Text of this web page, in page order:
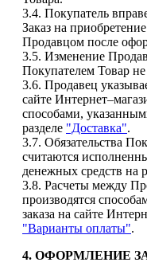
3.4. Покупатель
Заказ на
Продавцом после
3.5. Изменение
Покупателем Товар не
3.6. Продавец
сайте
способами,
разделе "Доставка".
3.7. Обязательства
считаются
денежных средств на
3.8. Расчеты между
производятся
заказа на сайте
"Варианты оплаты".
4. ОФОРМЛЕНИЕ